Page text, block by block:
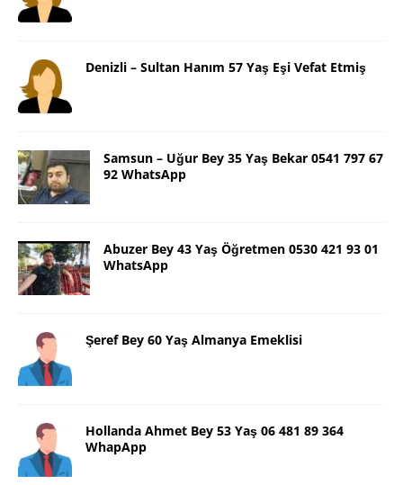
Denizli – Sultan Hanım 57 Yaş Eşi Vefat Etmiş
Samsun – Uğur Bey 35 Yaş Bekar 0541 797 67
92 WhatsApp
Abuzer Bey 43 Yaş Öğretmen 0530 421 93 01
WhatsApp
Şeref Bey 60 Yaş Almanya Emeklisi
Hollanda Ahmet Bey 53 Yaş 06 481 89 364
WhapApp